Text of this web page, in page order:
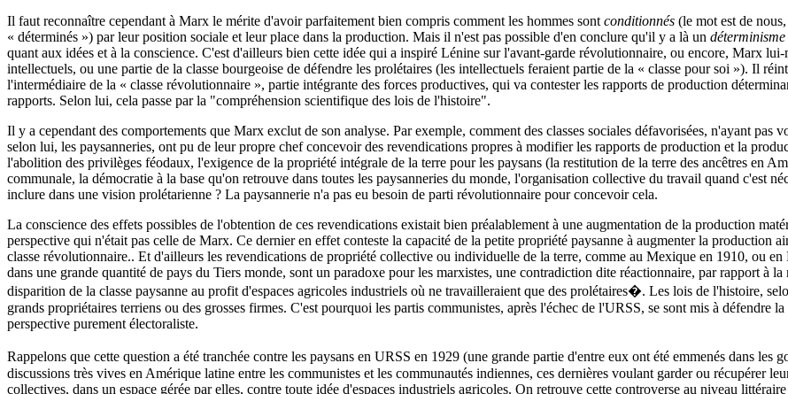
Il faut reconnaître cependant à Marx le mérite d'avoir parfaitement bien compris comment les hommes sont conditionnés (le mot est de
« déterminés ») par leur position sociale et leur place dans la production. Mais il n'est pas possible d'en conclure qu'il y a là un
quant aux idées et à la conscience. C'est d'ailleurs bien cette idée qui a inspiré Lénine sur l'avant-garde révolutionnaire, ou encore, Marx
intellectuels, ou une partie de la classe bourgeoise de défendre les prolétaires (les intellectuels feraient partie de la « classe pour soi »). Il
l'intermédiaire de la « classe révolutionnaire », partie intégrante des forces productives, qui va contester les rapports de production
rapports. Selon lui, cela passe par la "compréhension scientifique des lois de l'histoire".
Il y a cependant des comportements que Marx exclut de son analyse. Par exemple, comment des classes sociales défavorisées, n'ayant pas
selon lui, les paysanneries, ont pu de leur propre chef concevoir des revendications propres à modifier les rapports de production et la
l'abolition des privilèges féodaux, l'exigence de la propriété intégrale de la terre pour les paysans (la restitution de la terre des ancêtres en
communale, la démocratie à la base qu'on retrouve dans toutes les paysanneries du monde, l'organisation collective du travail quand c'est
inclure dans une vision prolétarienne ? La paysannerie n'a pas eu besoin de parti révolutionnaire pour concevoir cela.
La conscience des effets possibles de l'obtention de ces revendications existait bien préalablement à une augmentation de la production
perspective qui n'était pas celle de Marx. Ce dernier en effet conteste la capacité de la petite propriété paysanne à augmenter la production
classe révolutionnaire.. Et d'ailleurs les revendications de propriété collective ou individuelle de la terre, comme au Mexique en 1910, ou
dans une grande quantité de pays du Tiers monde, sont un paradoxe pour les marxistes, une contradiction dite réactionnaire, par rapport à la
disparition de la classe paysanne au profit d'espaces agricoles industriels où ne travailleraient que des prolétaires�. Les lois de l'histoire,
grands propriétaires terriens ou des grosses firmes. C'est pourquoi les partis communistes, après l'échec de l'URSS, se sont mis à défendre
perspective purement électoraliste.
Rappelons que cette question a été tranchée contre les paysans en URSS en 1929 (une grande partie d'entre eux ont été emmenés dans les
discussions très vives en Amérique latine entre les communistes et les communautés indiennes, ces dernières voulant garder ou récupérer
collectives, dans un espace gérée par elles, contre toute idée d'espaces industriels agricoles. On retrouve cette controverse au niveau